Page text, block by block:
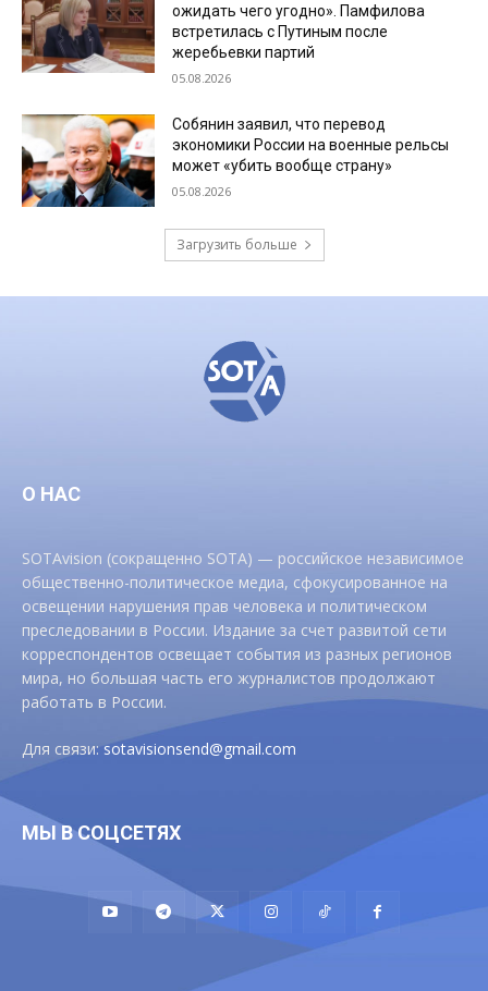
ожидать чего угодно». Памфилова
встретилась с Путиным после
жеребьевки партий
05.08.2026
Собянин заявил, что перевод
экономики России на военные рельсы
может «убить вообще страну»
05.08.2026
Загрузить больше
О НАС
SOTAvision (сокращенно SOTA) — российское независимое
общественно-политическое медиа, сфокусированное на
освещении нарушения прав человека и политическом
преследовании в России. Издание за счет развитой сети
корреспондентов освещает события из разных регионов
мира, но большая часть его журналистов продолжают
работать в России.
Для связи:sotavisionsend@gmail.com
МЫ В СОЦСЕТЯХ